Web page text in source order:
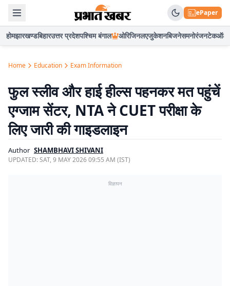
ePaper
होमझारखण्डबिहारउत्तर प्रदेशपश्चिम बंगाल ओरिजिनलएजुकेशनबिजनेसमनोरंजनटेकऑटो
Home Education Exam Information
फुल स्लीव और हाई हील्स पहनकर मत पहुंचें
एग्जाम सेंटर, NTA ने CUET परीक्षा के
लिए जारी की गाइडलाइन
Author SHAMBHAVI SHIVANI
UPDATED:SAT, 9 MAY 2026 09:55 AM (IST)
विज्ञापन